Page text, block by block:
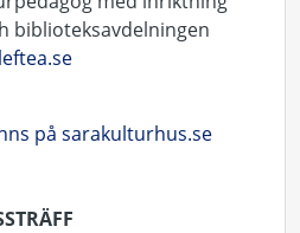
biblioteksavdelningen
på sarakulturhus.se